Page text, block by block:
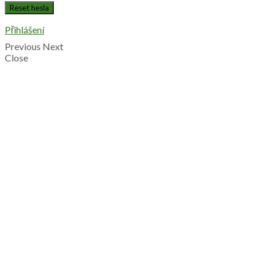
Přihlášení
Previous Next
Close